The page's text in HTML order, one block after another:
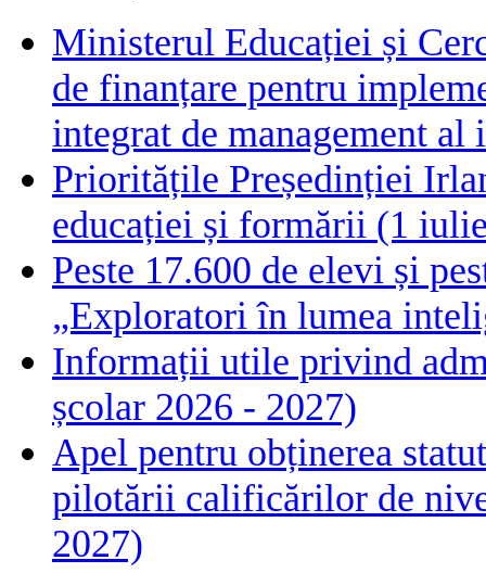
Ministerul Educației și
de finanțare pentru
integrat de management
Prioritățile Președinției
educației și formării (1
Peste 17.600 de elevi și
„Exploratori în lumea
Informații utile privind
școlar 2026 - 2027)
Apel pentru obținerea
pilotării calificărilor de
2027)